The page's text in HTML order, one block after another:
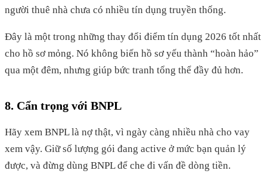
người thuê nhà chưa có nhiều tín dụng truyền thống.
Đây là một trong những thay đổi điểm tín dụng 2026 tốt nhất
cho hồ sơ mỏng. Nó không biến hồ sơ yếu thành “hoàn hảo”
qua một đêm, nhưng giúp bức tranh tổng thể đầy đủ hơn.
8. Cẩn trọng với BNPL
Hãy xem BNPL là nợ thật, vì ngày càng nhiều nhà cho vay
xem vậy. Giữ số lượng gói đang active ở mức bạn quản lý
được, và đừng dùng BNPL để che đi vấn đề dòng tiền.